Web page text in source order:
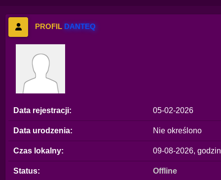
PROFIL DANTEQ
Data rejestracji: 05-02-2026
Data urodzenia: Nie określono
Czas lokalny: 09-08-2026,
Status: Offline